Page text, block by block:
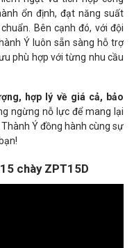
ổn định, đạt năng suất
Bên cạnh đó, với đội
Ý luôn sẵn sàng hỗ trợ
phù hợp với từng nhu cầu
hợp lý về giá cả, bảo
ngừng nỗ lực để mang lại
Ý đồng hành cùng sự
chày ZPT15D